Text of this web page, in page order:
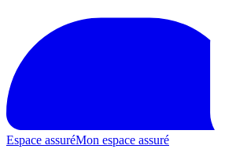
Espace assuréMon espace assuré